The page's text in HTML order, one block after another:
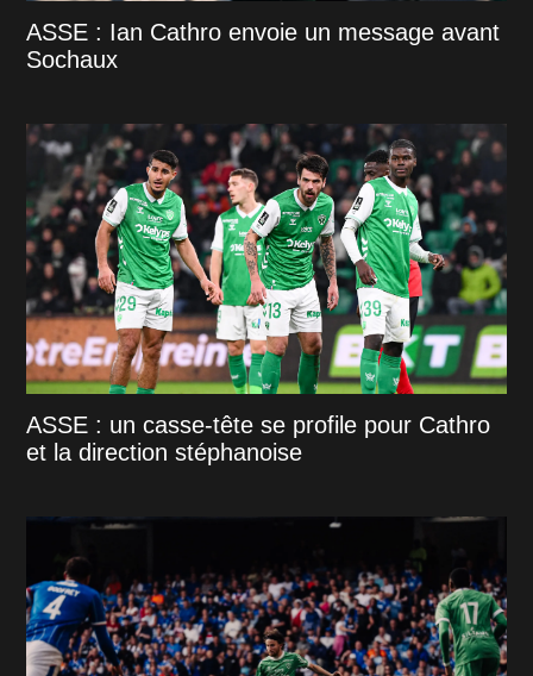
ASSE : Ian Cathro envoie un message avant
Sochaux
ASSE : un casse-tête se profile pour Cathro
et la direction stéphanoise